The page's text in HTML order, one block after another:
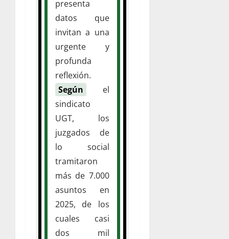
presenta
datos que
invitan a una
urgente y
profunda
reflexión.
Según
el
sindicato
UGT, los
juzgados de
lo social
tramitaron
más de 7.000
asuntos en
2025, de los
cuales casi
dos mil